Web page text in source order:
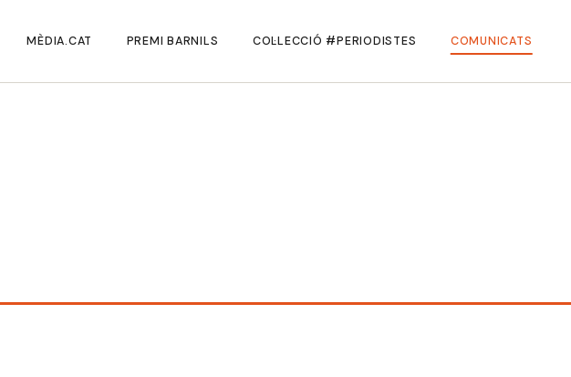
MÈDIA.CAT PREMI BARNILS COL·LECCIÓ #PERIODISTES COMUNICATS